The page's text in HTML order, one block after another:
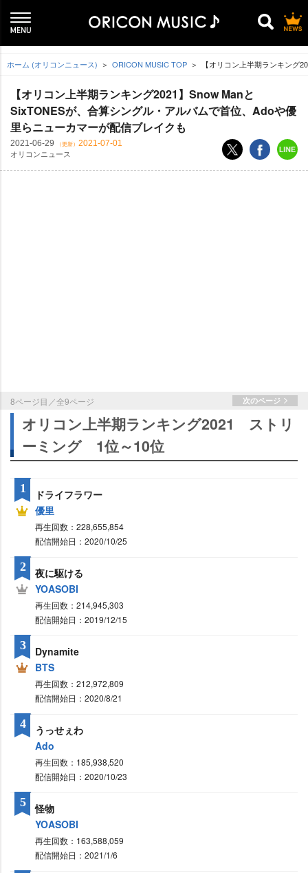
ホーム (オリコンニュース) ORICON MUSIC TOP 【オリコン上半期ランキング
【オリコン上半期ランキング2021】Snow Manと
SixTONESが、合算シングル・アルバムで首位、Adoや優
里らニューカマーが配信ブレイクも
2021-06-29 （更新） 2021-07-01
オリコンニュース
8ページ目／全9ページ 次のページ
オリコン上半期ランキング2021 ストリ
ーミング 1位～10位
ドライフラワー
優里
再生回数：228,655,854
配信開始日：2020/10/25
1
夜に駆ける
YOASOBI
再生回数：214,945,303
配信開始日：2019/12/15
2
Dynamite
BTS
再生回数：212,972,809
配信開始日：2020/8/21
3
うっせぇわ
Ado
再生回数：185,938,520
配信開始日：2020/10/23
4
怪物
YOASOBI
再生回数：163,588,059
配信開始日：2021/1/6
5